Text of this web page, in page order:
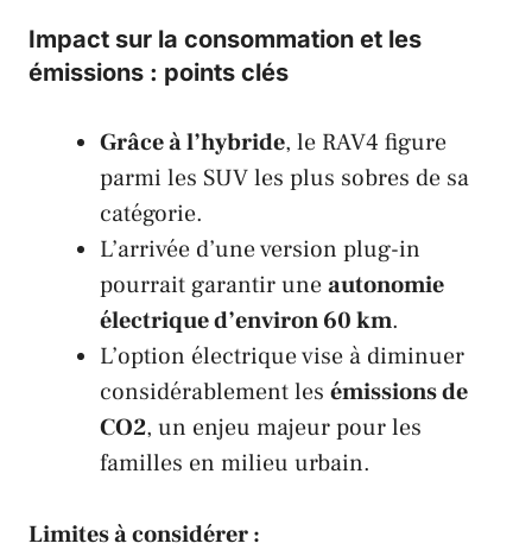
Impact sur la consommation et les
émissions : points clés
Grâce à l’hybride, le RAV4 figure
parmi les SUV les plus sobres de sa
catégorie.
L’arrivée d’une version plug-in
pourrait garantir uneautonomie
électrique d’environ 60 km.
L’option électrique vise à diminuer
considérablement les émissions de
CO2, un enjeu majeur pour les
familles en milieu urbain.
Limites à considérer :